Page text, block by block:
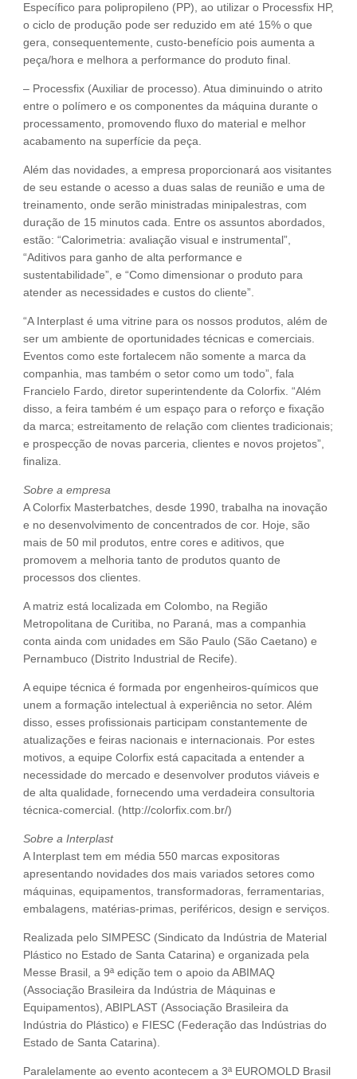
Específico para polipropileno (PP), ao utilizar o Processfix HP,
o ciclo de produção pode ser reduzido em até 15% o que
gera, consequentemente, custo-benefício pois aumenta a
peça/hora e melhora a performance do produto final.
– Processfix (Auxiliar de processo). Atua diminuindo o atrito
entre o polímero e os componentes da máquina durante o
processamento, promovendo fluxo do material e melhor
acabamento na superfície da peça.
Além das novidades, a empresa proporcionará aos visitantes
de seu estande o acesso a duas salas de reunião e uma de
treinamento, onde serão ministradas minipalestras, com
duração de 15 minutos cada. Entre os assuntos abordados,
estão: “Calorimetria: avaliação visual e instrumental”,
“Aditivos para ganho de alta performance e
sustentabilidade”, e “Como dimensionar o produto para
atender as necessidades e custos do cliente”.
“A Interplast é uma vitrine para os nossos produtos, além de
ser um ambiente de oportunidades técnicas e comerciais.
Eventos como este fortalecem não somente a marca da
companhia, mas também o setor como um todo”, fala
Francielo Fardo, diretor superintendente da Colorfix. “Além
disso, a feira também é um espaço para o reforço e fixação
da marca; estreitamento de relação com clientes tradicionais;
e prospecção de novas parceria, clientes e novos projetos”,
finaliza.
Sobre a empresa
A Colorfix Masterbatches, desde 1990, trabalha na inovação
e no desenvolvimento de concentrados de cor. Hoje, são
mais de 50 mil produtos, entre cores e aditivos, que
promovem a melhoria tanto de produtos quanto de
processos dos clientes.
A matriz está localizada em Colombo, na Região
Metropolitana de Curitiba, no Paraná, mas a companhia
conta ainda com unidades em São Paulo (São Caetano) e
Pernambuco (Distrito Industrial de Recife).
A equipe técnica é formada por engenheiros-químicos que
unem a formação intelectual à experiência no setor. Além
disso, esses profissionais participam constantemente de
atualizações e feiras nacionais e internacionais. Por estes
motivos, a equipe Colorfix está capacitada a entender a
necessidade do mercado e desenvolver produtos viáveis e
de alta qualidade, fornecendo uma verdadeira consultoria
técnica-comercial. (http://colorfix.com.br/)
Sobre a Interplast
A Interplast tem em média 550 marcas expositoras
apresentando novidades dos mais variados setores como
máquinas, equipamentos, transformadoras, ferramentarias,
embalagens, matérias-primas, periféricos, design e serviços.
Realizada pelo SIMPESC (Sindicato da Indústria de Material
Plástico no Estado de Santa Catarina) e organizada pela
Messe Brasil, a 9ª edição tem o apoio da ABIMAQ
(Associação Brasileira da Indústria de Máquinas e
Equipamentos), ABIPLAST (Associação Brasileira da
Indústria do Plástico) e FIESC (Federação das Indústrias do
Estado de Santa Catarina).
Paralelamente ao evento acontecem a 3ª EUROMOLD Brasil